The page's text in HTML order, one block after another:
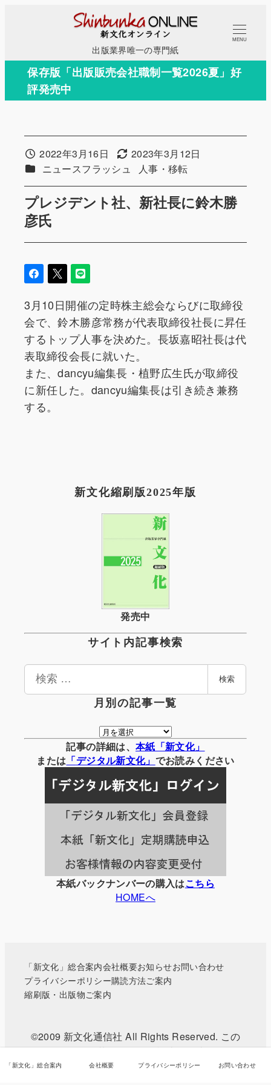
コ
テ
出版業界唯一の専門紙
MENU
保存版「出版販売会社職制一覧2026夏」好
評発売中
プレジデント社、新社長に鈴木勝
彦氏
投稿日2022年3月16日 更新日2023年3月12日
カテゴリー
ニュースフラッシュ カテゴリー
人事・移転
3月10日開催の定時株主総会ならびに取締役
会で、鈴木勝彦常務が代表取締役社長に昇任
するトップ人事を決めた。長坂嘉昭社長は代
表取締役会長に就いた。
また、dancyu編集長・植野広生氏が取締役
に新任した。dancyu編集長は引き続き兼務
する。
新文化縮刷版2025年版
発売中
サイト内記事検索
検
検索
月別の記事一覧
月
別
の
事
一
覧
記事の詳細は、 本紙「新文化」
または 「デジタル新文化」 でお読みください
本紙バックナンバーの購入はこちら
HOMEへ
「新文化」総合案内会社概要お知らせお問い合わせ
プライバシーポリシー購読方法ご案内
縮刷版・出版物ご案内
©2009 新文化通信社 All Rights Reserved. この
WEBサイトに掲載されている記事・写真などの無
断転載を禁じます。
「新文化」総合案内 会社概要 プライバシーポリシー お問い合わせ